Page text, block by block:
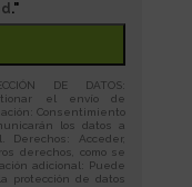
."
DE DATOS:
el envío de
Consentimiento
los datos a
Acceder,
derechos, como se
adicional: Puede
protección de datos